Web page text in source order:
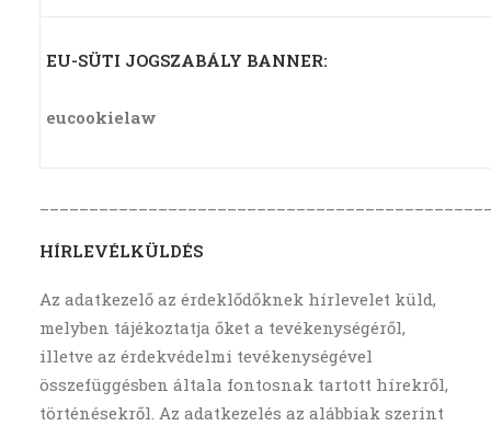
EU-SÜTI JOGSZABÁLY BANNER:
eucookielaw
HÍRLEVÉLKÜLDÉS
Az adatkezelő az érdeklődőknek hírlevelet küld,
melyben tájékoztatja őket a tevékenységéről,
illetve az érdekvédelmi tevékenységével
összefüggésben általa fontosnak tartott hírekről,
történésekről. Az adatkezelés az alábbiak szerint